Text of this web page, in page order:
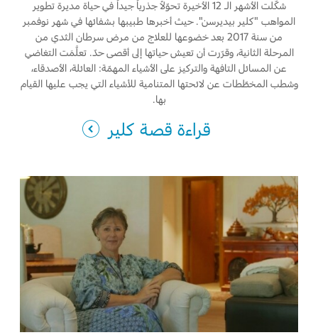
شكّلت الأشهر الـ 12 الأخيرة تحوّلاً جذرياً جيداً في حياة مديرة تطوير
المواهب "كلير بيديرسن". حيث أخبرها طبيبها بشفائها في شهر نوفمبر
من سنة 2017 بعد خضوعها للعلاج من مرض سرطان الثدي من
المرحلة الثانية، وقرّرت أن تعيش حياتها إلى أقصى حدّ. تعلَّمَت التغاضي
عن المسائل التافهة والتركيز على الأشياء المهمّة: العائلة، الأصدقاء،
وشطب المخطّطات عن لائحتها المتنامية للأشياء التي يجب عليها القيام
بها.
قراءة قصة كلير